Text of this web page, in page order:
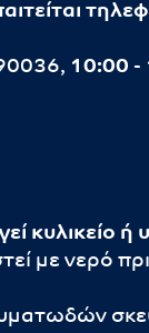
10:00 -
κυλικείο ή
με νερό